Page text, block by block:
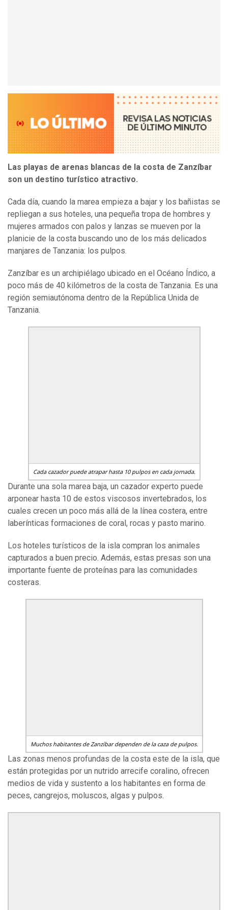
Las playas de arenas blancas de la costa de Zanzíbar
son un destino turístico atractivo.
Cada día, cuando la marea empieza a bajar y los bañistas se
repliegan a sus hoteles, una pequeña tropa de hombres y
mujeres armados con palos y lanzas se mueven por la
planicie de la costa buscando uno de los más delicados
manjares de Tanzania: los pulpos.
Zanzíbar es un archipiélago ubicado en el Océano Índico, a
poco más de 40 kilómetros de la costa de Tanzania. Es una
región semiautónoma dentro de la República Unida de
Tanzania.
Cada cazador puede atrapar hasta 10 pulpos en cada jornada.
Durante una sola marea baja, un cazador experto puede
arponear hasta 10 de estos viscosos invertebrados, los
cuales crecen un poco más allá de la línea costera, entre
laberínticas formaciones de coral, rocas y pasto marino.
Los hoteles turísticos de la isla compran los animales
capturados a buen precio. Además, estas presas son una
importante fuente de proteínas para las comunidades
costeras.
Muchos habitantes de Zanzíbar dependen de la caza de pulpos.
Las zonas menos profundas de la costa este de la isla, que
están protegidas por un nutrido arrecife coralino, ofrecen
medios de vida y sustento a los habitantes en forma de
peces, cangrejos, moluscos, algas y pulpos.